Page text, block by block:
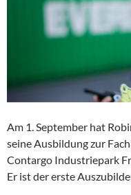
Am 1. September hat
seine Ausbildung zur
Contargo Industriepark
Er ist der erste